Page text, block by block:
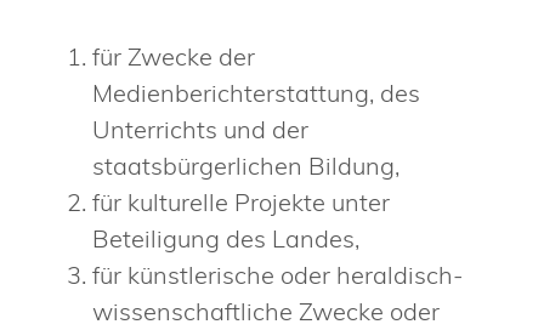
für Zwecke der
Medienberichterstattung, des
Unterrichts und der
staatsbürgerlichen Bildung,
für kulturelle Projekte unter
Beteiligung des Landes,
für künstlerische oder heraldisch-
wissenschaftliche Zwecke oder